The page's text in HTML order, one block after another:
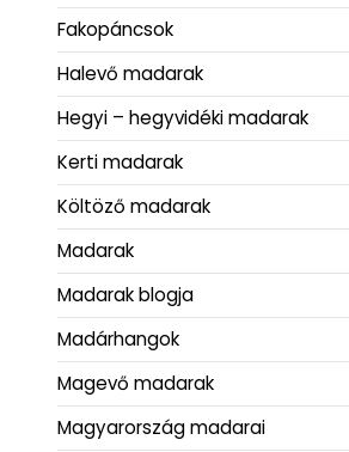
Fakopáncsok
Halevő madarak
Hegyi – hegyvidéki madarak
Kerti madarak
Költöző madarak
Madarak
Madarak blogja
Madárhangok
Magevő madarak
Magyarország madarai